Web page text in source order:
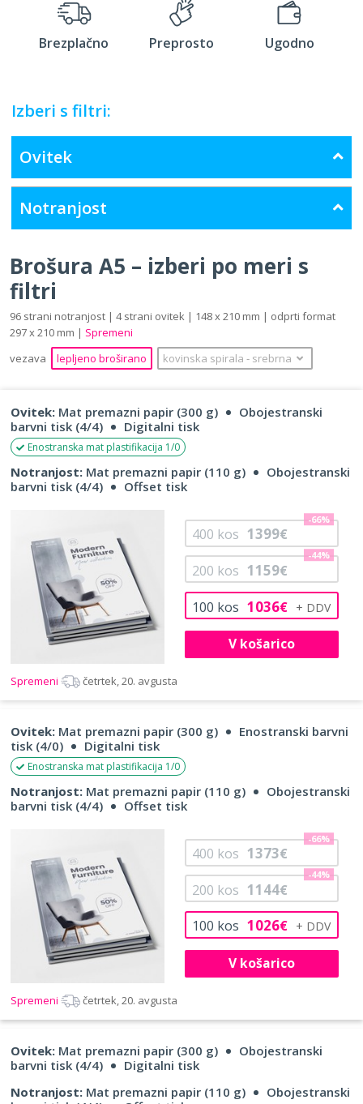
Brezplačno Preprosto Ugodno
Izberi s filtri:
Ovitek
Notranjost
Brošura A5 – izberi po meri s
filtri
96 strani notranjost | 4 strani ovitek | 148 x 210 mm | odprti format
297 x 210 mm | Spremeni
vezava
lepljeno broširano kovinska spirala ‐ srebrna
Ovitek: Mat premazni papir (300 g)
Obojestranski
barvni tisk (4/4)
Digitalni tisk
Enostranska mat plastifikacija 1/0
Notranjost: Mat premazni papir (110 g)
Obojestranski
barvni tisk (4/4)
Offset tisk
100 kos 1036€
200 kos 1159€
-44%
400 kos 1399€
-66%
V košarico
Spremeni četrtek, 20. avgusta
Ovitek: Mat premazni papir (300 g)
Enostranski barvni
tisk (4/0)
Digitalni tisk
Enostranska mat plastifikacija 1/0
Notranjost: Mat premazni papir (110 g)
Obojestranski
barvni tisk (4/4)
Offset tisk
100 kos 1026€
200 kos 1144€
-44%
400 kos 1373€
-66%
V košarico
Spremeni četrtek, 20. avgusta
Ovitek: Mat premazni papir (300 g)
Obojestranski
barvni tisk (4/4)
Digitalni tisk
Notranjost: Mat premazni papir (110 g)
Obojestranski